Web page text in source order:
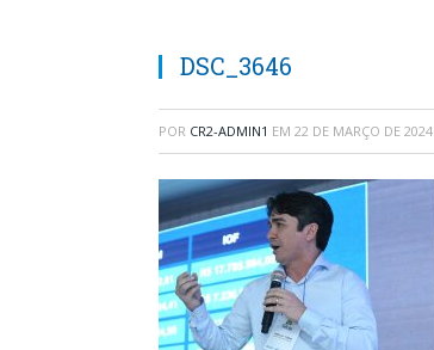
DSC_3646
POR CR2-ADMIN1 EM 22 DE MARÇO DE 2024